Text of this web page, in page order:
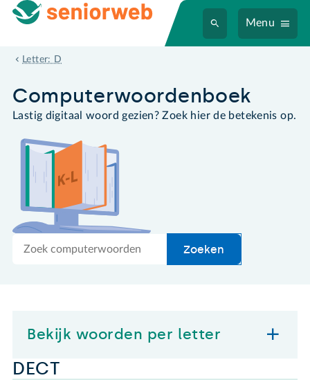
Menu
Letter: D
DECT
Computer­woordenboek
Lastig digitaal woord gezien? Zoek hier de betekenis op.
Zoek
Zoeken
Bekijk woorden per letter
DECT